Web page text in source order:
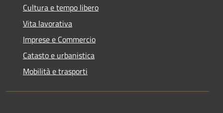
Cultura e tempo libero
Vita lavorativa
Imprese e Commercio
Catasto e urbanistica
Mobilità e trasporti